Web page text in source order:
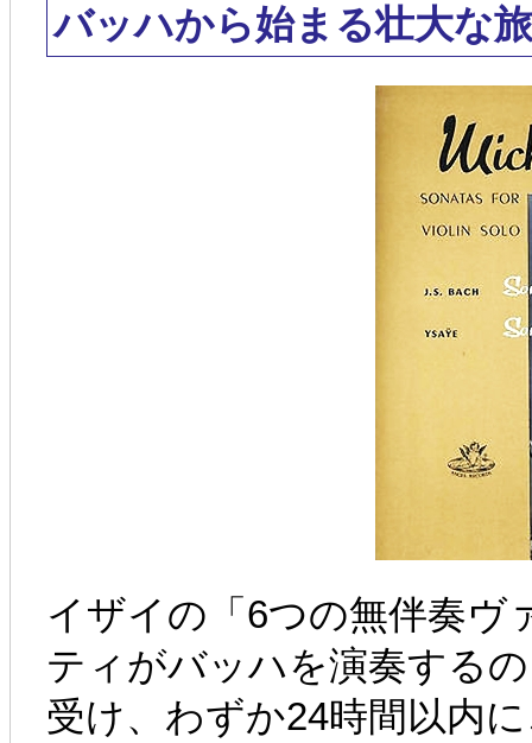
バッハから始まる壮大な旅
イザイの「6つの無伴奏ヴ
ティがバッハを演奏する
受け、わずか24時間以内